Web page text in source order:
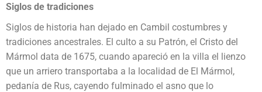
Siglos de tradiciones
Siglos de historia han dejado en Cambil costumbres y
tradiciones ancestrales. El culto a su Patrón, el Cristo del
Mármol data de 1675, cuando apareció en la villa el lienzo
que un arriero transportaba a la localidad de El Mármol,
pedanía de Rus, cayendo fulminado el asno que lo